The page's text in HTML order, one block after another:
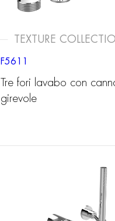
TEXTURE
F5611
Tre fori lavabo con
girevole